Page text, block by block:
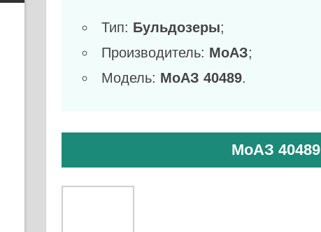
Тип: Бульдозеры;
Производитель: МоАЗ;
Модель: МоАЗ 40489.
МоАЗ